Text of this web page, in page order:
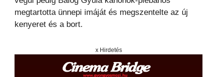
megtartotta ünnepi imáját és megszentelte az új
kenyeret és a bort.
x Hirdetés